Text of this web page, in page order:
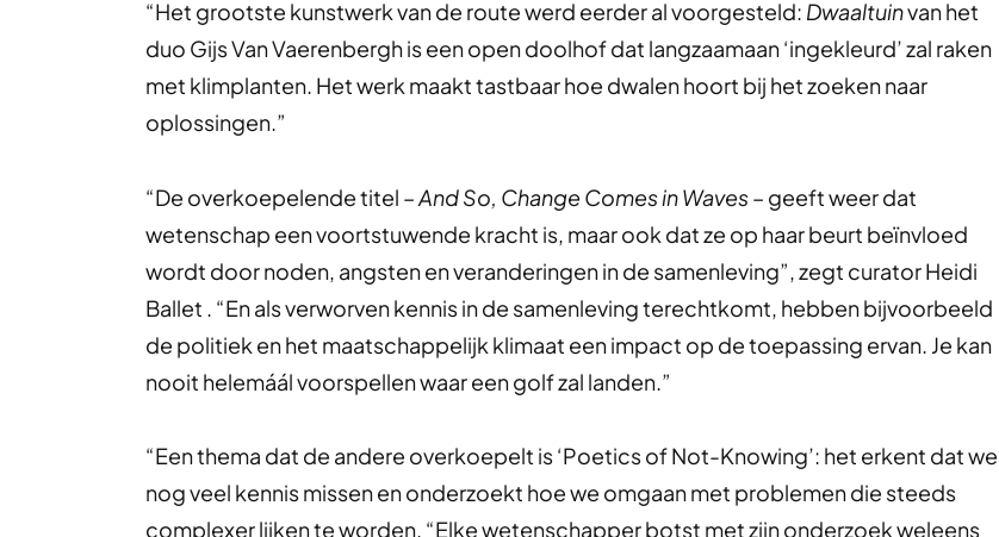
“Het grootste kunstwerk van de route werd eerder al voorgesteld: Dwaaltuinvan het
duo Gijs Van Vaerenbergh is een open doolhof dat langzaamaan ‘ingekleurd’ zal raken
met klimplanten. Het werk maakt tastbaar hoe dwalen hoort bij het zoeken naar
oplossingen.”
“De overkoepelende titel –And So, Change Comes in Waves– geeft weer dat
wetenschap een voortstuwende kracht is, maar ook dat ze op haar beurt beïnvloed
wordt door noden, angsten en veranderingen in de samenleving”, zegt curator Heidi
Ballet . “En als verworven kennis in de samenleving terechtkomt, hebben bijvoorbeeld
de politiek en het maatschappelijk klimaat een impact op de toepassing ervan. Je kan
nooit helemáál voorspellen waar een golf zal landen.”
“Een thema dat de andere overkoepelt is ‘Poetics of Not-Knowing’: het erkent dat we
nog veel kennis missen en onderzoekt hoe we omgaan met problemen die steeds
complexer lijken te worden. “Elke wetenschapper botst met zijn onderzoek weleens